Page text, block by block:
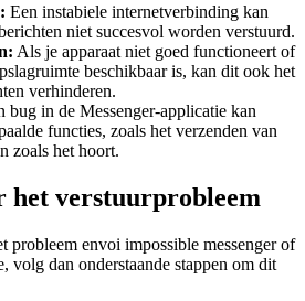
Een instabiele internetverbinding kan
niet succesvol worden verstuurd.
Als je apparaat niet goed functioneert of
beschikbaar is, kan dit ook het
verhinderen.
bug in de Messenger-applicatie kan
functies, zoals het verzenden van
zoals het hoort.
het verstuurprobleem
probleem envoi impossible messenger of
volg dan onderstaande stappen om dit